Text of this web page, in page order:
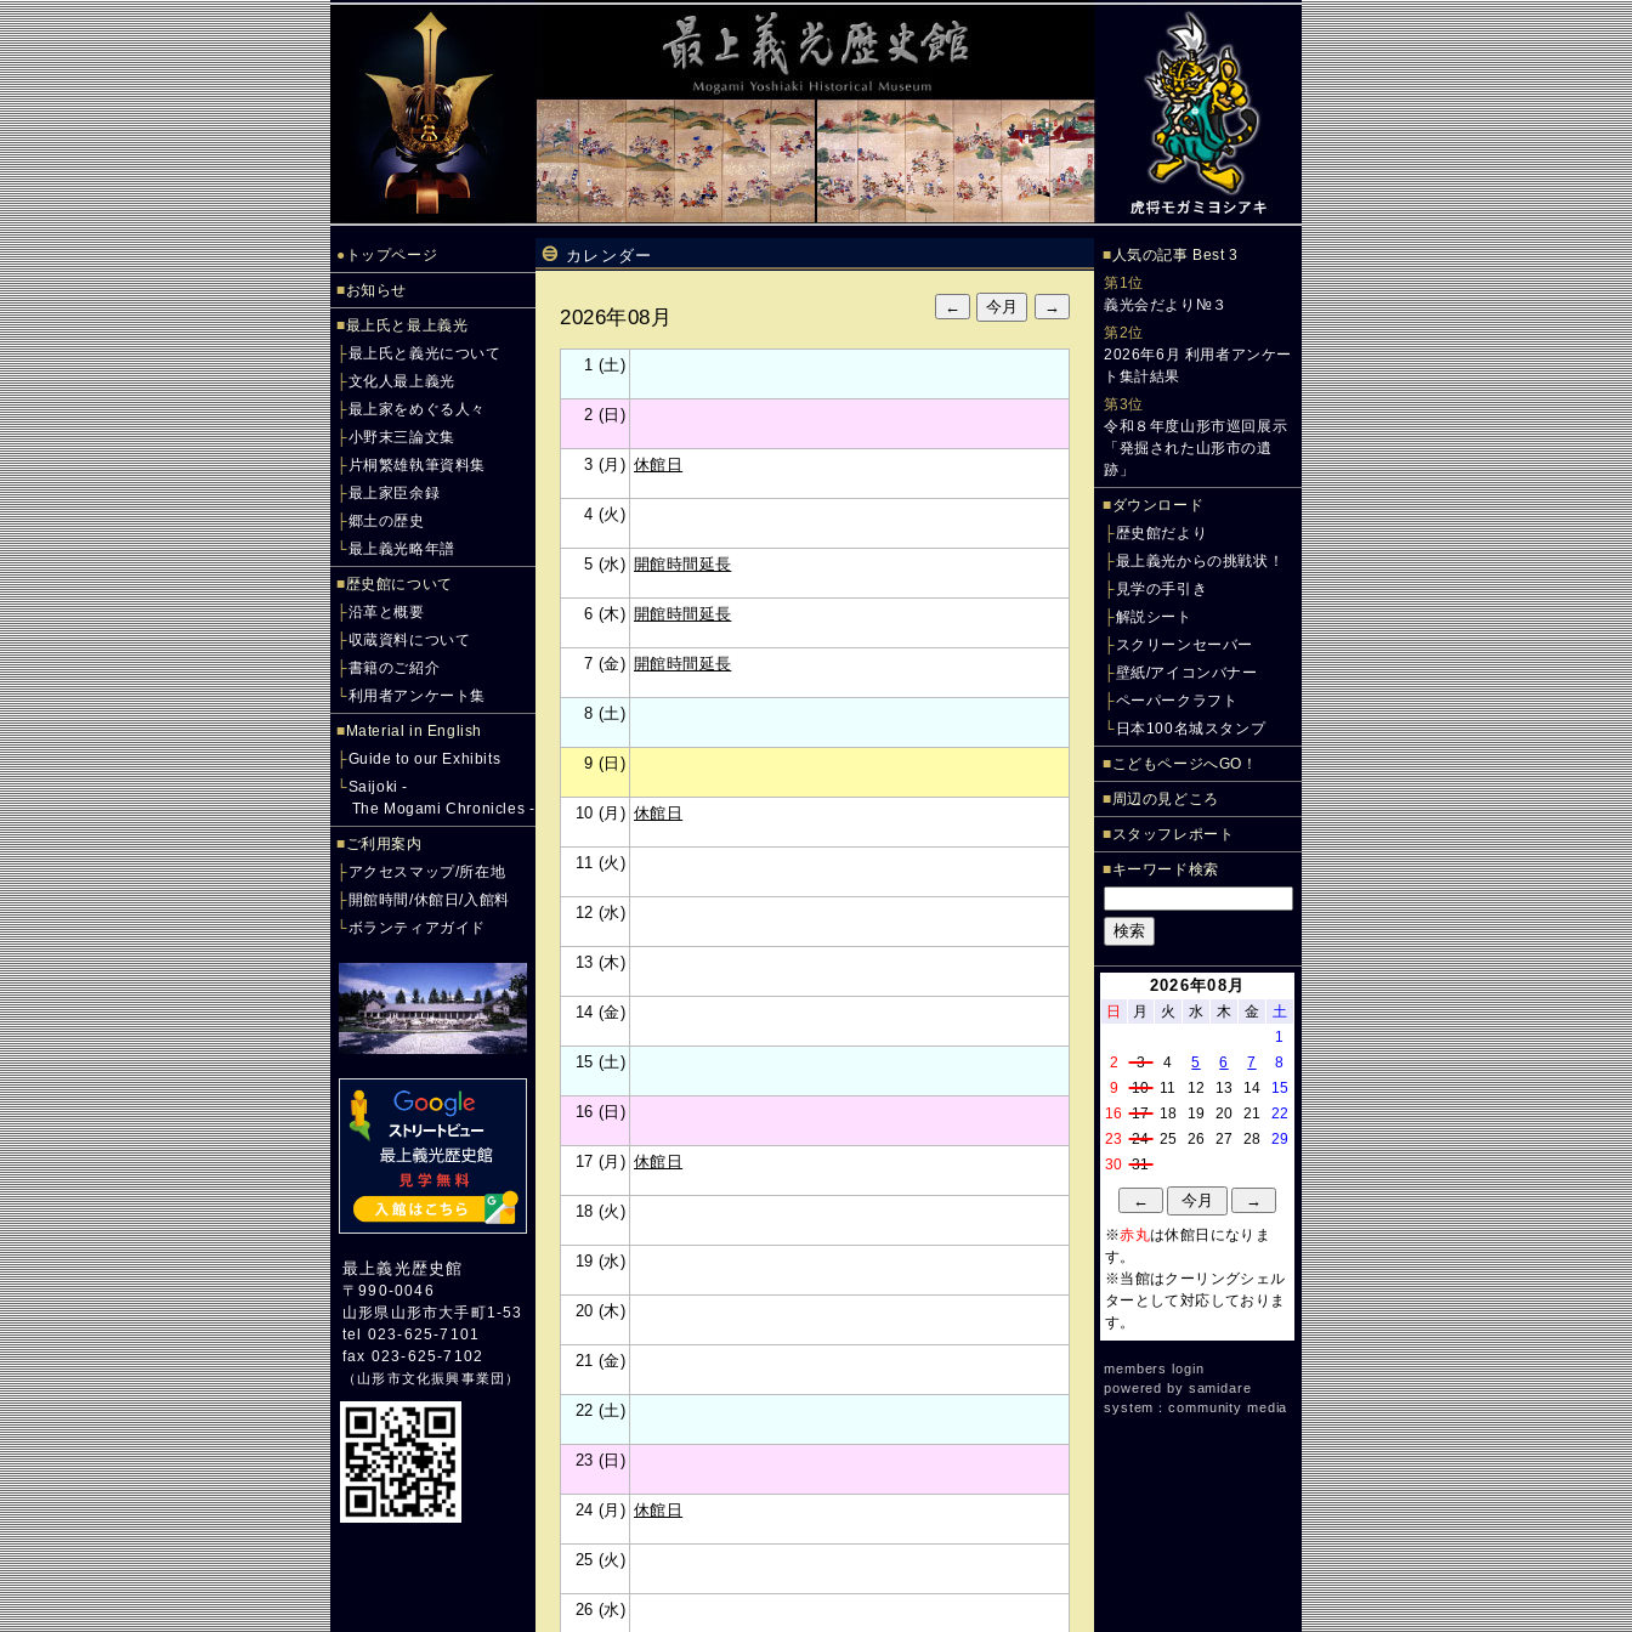
● トップページ
■お知らせ
■最上氏と最上義光
├最上氏と義光について
├文化人最上義光
├最上家をめぐる人々
├小野末三論文集
├ 片桐繁雄執筆資料集
├最上家臣余録
├郷土の歴史
└最上義光略年譜
■歴史館について
├沿革と概要
├収蔵資料について
├書籍のご紹介
└利用者アンケート集
■ Material in English
├Guide to our Exhibits
└Saijoki -
The Mogami Chronicles -
■ご利用案内
├アクセスマップ/所在地
├開館時間/休館日/入館料
└ボランティアガイド
最上義光歴史館
〒990-0046
山形県山形市大手町1-53
tel 023-625-7101
fax 023-625-7102
（山形市文化振興事業団 ）
カレンダー
2026年08月
1 (土)
2 (日)
3 (月) 休館日
4 (火)
5 (水) 開館時間延長
6 (木) 開館時間延長
7 (金) 開館時間延長
8 (土)
9 (日)
10 (月) 休館日
11 (火)
12 (水)
13 (木)
14 (金)
15 (土)
16 (日)
17 (月) 休館日
18 (火)
19 (水)
20 (木)
21 (金)
22 (土)
23 (日)
24 (月) 休館日
25 (火)
26 (水)
■ 人気の記事 Best 3
第1位
義光会だより№３
第2位
2026年6月 利用者アンケー
ト集計結果
第3位
令和８年度山形市巡回展示
「発掘された山形市の遺
跡」
■ダウンロード
├歴史館だより
├最上義光からの挑戦状！
├ 見学の手引き
├解説シート
├スクリーンセーバー
├壁紙/アイコンバナー
├ペーパークラフト
└ 日本100名城スタンプ
■こどもページへGO！
■周辺の見どころ
■スタッフレポート
■キーワード検索
2026年08月
日 月 火 水 木 金
土
1
2
3 4 5 6 7
8
9
10 11 12 13 14
15
16
17 18 19 20 21
22
23 24 25 26 27 28
29
30 31
※赤丸は休館日になりま
す。
※当館はクーリングシェル
ターとして対応しておりま
す。
members login
powered by samidare
system：community media